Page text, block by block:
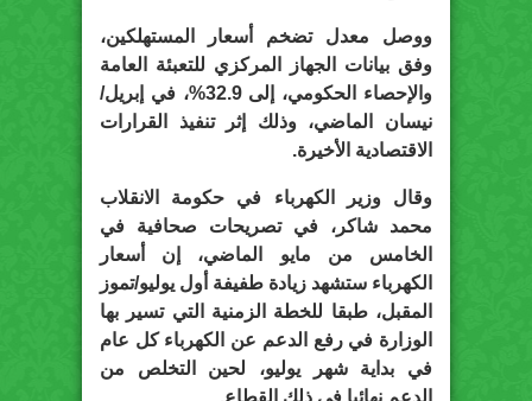
ووصل معدل تضخم أسعار المستهلكين،
وفق بيانات الجهاز المركزي للتعبئة العامة
والإحصاء الحكومي، إلى 32.9%، في إبريل/
نيسان الماضي، وذلك إثر تنفيذ القرارات
الاقتصادية الأخيرة.
وقال وزير الكهرباء في حكومة الانقلاب
محمد شاكر، في تصريحات صحافية في
الخامس من مايو الماضي، إن أسعار
الكهرباء ستشهد زيادة طفيفة أول يوليو/تموز
المقبل، طبقا للخطة الزمنية التي تسير بها
الوزارة في رفع الدعم عن الكهرباء كل عام
في بداية شهر يوليو، لحين التخلص من
الدعم نهائيا في ذلك القطاع.